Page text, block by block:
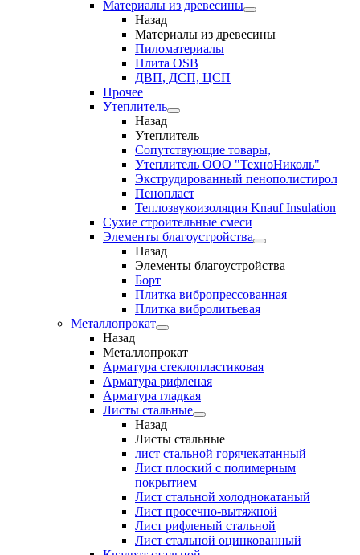
Материалы из древесины
Назад
Материалы из древесины
Пиломатериалы
Плита OSB
ДВП, ДСП, ЦСП
Прочее
Утеплитель
Назад
Утеплитель
Сопутствующие товары,
Утеплитель ООО "ТехноНиколь"
Экструдированный пенополистирол
Пенопласт
Теплозвукоизоляция Knauf Insulation
Сухие строительные смеси
Элементы благоустройства
Назад
Элементы благоустройства
Борт
Плитка вибропрессованная
Плитка вибролитьевая
Металлопрокат
Назад
Металлопрокат
Арматура стеклопластиковая
Арматура рифленая
Арматура гладкая
Листы стальные
Назад
Листы стальные
лист стальной горячекатанный
Лист плоский с полимерным
покрытием
Лист стальной холоднокатаный
Лист просечно-вытяжной
Лист рифленый стальной
Лист стальной оцинкованный